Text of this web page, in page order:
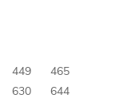
449
465
630 644